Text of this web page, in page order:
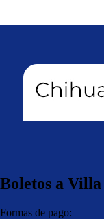
Boletos a
Formas de pago: